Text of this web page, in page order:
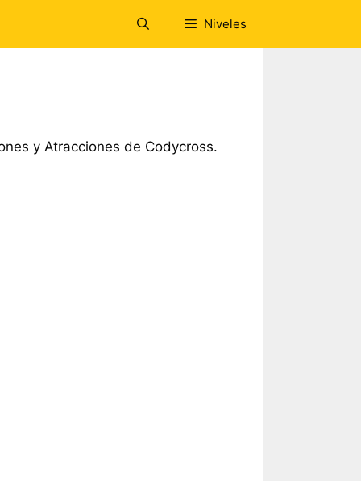
Niveles
y Atracciones de Codycross.